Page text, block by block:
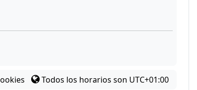
Todos los horarios son UTC+01:00